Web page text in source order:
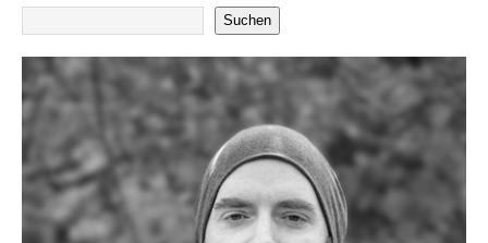
Suchen